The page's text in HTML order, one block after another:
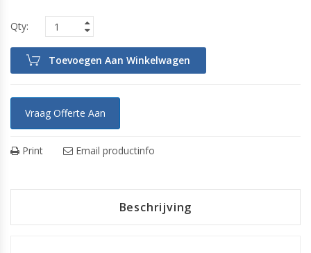
Toevoegen Aan Winkelwagen
Vraag Offerte Aan
Print Email productinfo
Beschrijving